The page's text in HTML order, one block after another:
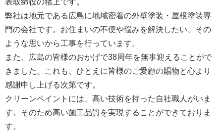
表取締役の猪上です。
弊社は地元である広島に地域密着の外壁塗装・屋根塗装専
門の会社です。お住まいの不便や悩みを解決したい、その
ような思いから工事を行っています。
また、広島の皆様のおかげで38周年を無事迎えることがで
きました。これも、ひとえに皆様のご愛顧の賜物と心より
感謝申し上げる次第です。
クリーンペイントには、高い技術を持った自社職人がいま
す。そのため高い施工品質を実現することができておりま
す。